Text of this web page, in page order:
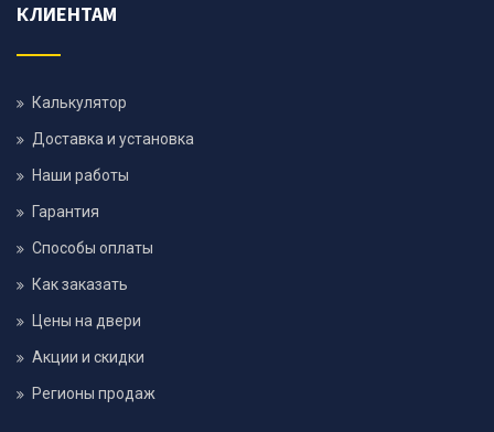
КЛИЕНТАМ
Калькулятор
Доставка и установка
Наши работы
Гарантия
Способы оплаты
Как заказать
Цены на двери
Акции и скидки
Регионы продаж